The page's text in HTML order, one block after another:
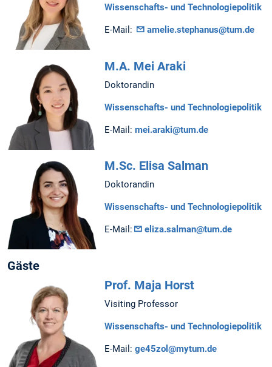
Wissenschafts- und Technologiepolitik
E-Mail: amelie.stephanus@tum.de
M.A. Mei Araki
Doktorandin
Wissenschafts- und Technologiepolitik
E-Mail: mei.araki@tum.de
M.Sc. Elisa Salman
Doktorandin
Wissenschafts- und Technologiepolitik
E-Mail: eliza.salman@tum.de
Gäste
Prof. Maja Horst
Visiting Professor
Wissenschafts- und Technologiepolitik
E-Mail: ge45zol@mytum.de